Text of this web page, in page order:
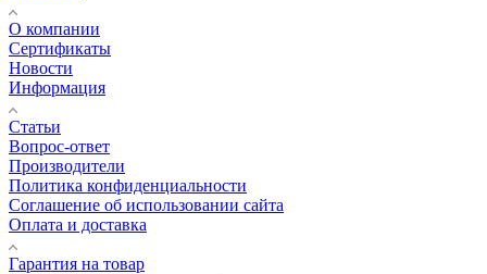
О компании
Сертификаты
Новости
Информация
Статьи
Вопрос-ответ
Производители
Политика конфиденциальности
Соглашение об использовании сайта
Оплата и доставка
Гарантия на товар